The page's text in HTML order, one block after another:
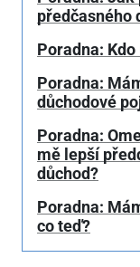
předčasného
Poradna:
Poradna:
důchodové
Poradna:
mě lepší
důchod?
Poradna:
co teď?